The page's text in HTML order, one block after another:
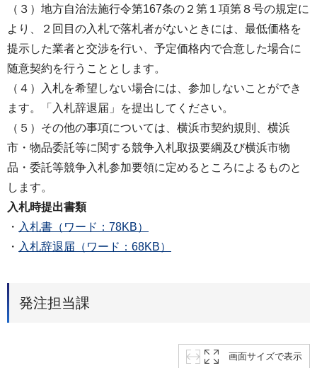
（３）地方自治法施行令第167条の２第１項第８号の規定に
より、２回目の入札で落札者がないときには、最低価格を
提示した業者と交渉を行い、予定価格内で合意した場合に
随意契約を行うこととします。
（４）入札を希望しない場合には、参加しないことができ
ます。「入札辞退届」を提出してください。
（５）その他の事項については、横浜市契約規則、横浜
市・物品委託等に関する競争入札取扱要綱及び横浜市物
品・委託等競争入札参加要領に定めるところによるものと
します。
入札時提出書類
・ 入札書（ワード：78KB）
・ 入札辞退届（ワード：68KB）
発注担当課
画面サイズで表示